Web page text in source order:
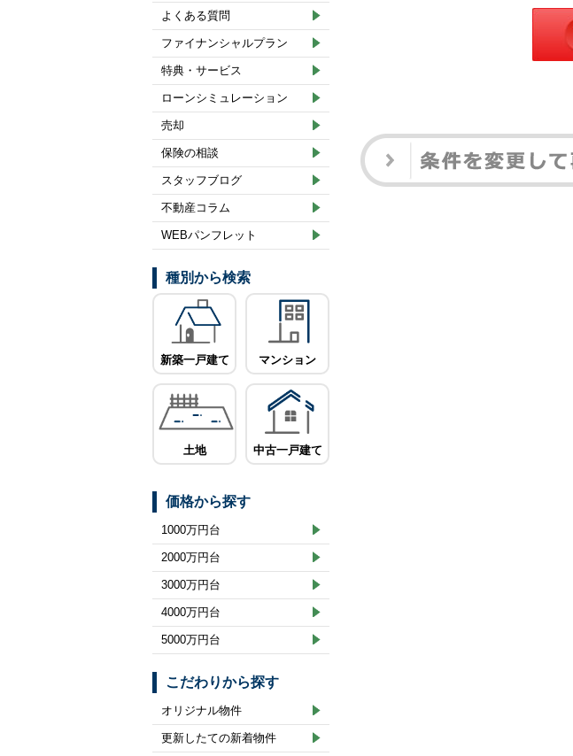
よくある質問
ファイナンシャルプラン
特典・サービス
ローンシミュレーション
売却
保険の相談
スタッフブログ
不動産コラム
WEBパンフレット
種別から検索
新築一戸建て マンション
土地 中古一戸建て
価格から探す
1000万円台
2000万円台
3000万円台
4000万円台
5000万円台
こだわりから探す
オリジナル物件
更新したての新着物件